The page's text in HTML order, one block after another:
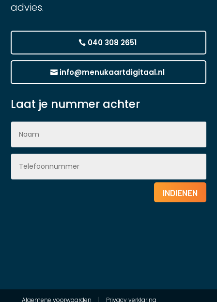
advies.
040 308 2651
info@menukaartdigitaal.nl
Laat je nummer achter
INDIENEN
Algemene voorwaarden | Privacy verklaring